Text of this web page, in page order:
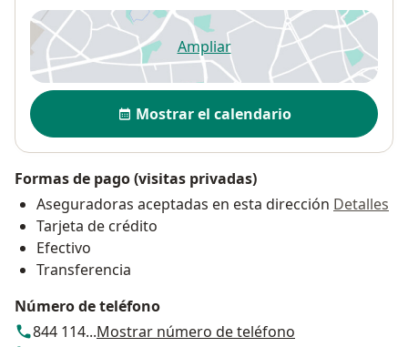
Ampliarse abre en una nueva
Disponibilidad
Mostrar el calendario
Formas de pago (visitas privadas)
Aseguradoras aceptadas en esta dirección Detalles
Tarjeta de crédito
Efectivo
Transferencia
Número de teléfono
844 114...Mostrar número de teléfono